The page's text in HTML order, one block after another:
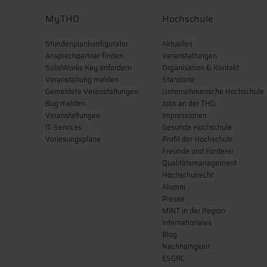
MyTHD
Stundenplankonfigurator
Ansprechpartner finden
SolidWorks Key anfordern
Veranstaltung melden
Gemeldete Veranstaltungen
Bug melden
Veranstaltungen
IT-Services
Vorlesungspläne
Hochschule
Aktuelles
Veranstaltungen
Organisation & Kontakt
Standorte
Unternehmerische Hochschule
Jobs an der THD
Impressionen
Gesunde Hochschule
Profil der Hochschule
Freunde und Förderer
Qualitätsmanagement
Hochschulrecht
Alumni
Presse
MINT in der Region
Internationales
Blog
Nachhaltigkeit
ESGRC